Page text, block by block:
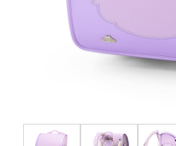
ルファベットでご指定く
トを含めて
16文字まで）
書体は下記の明朝体と
明朝体